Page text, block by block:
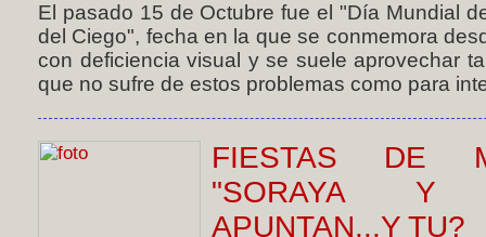
El pasado 15 de Octubre fue el "Día Mundial
del Ciego", fecha en la que se conmemora
con deficiencia visual y se suele aprovechar
que no sufre de estos problemas como para
FIESTAS DE
"SORAYA Y
APUNTAN...Y TU?